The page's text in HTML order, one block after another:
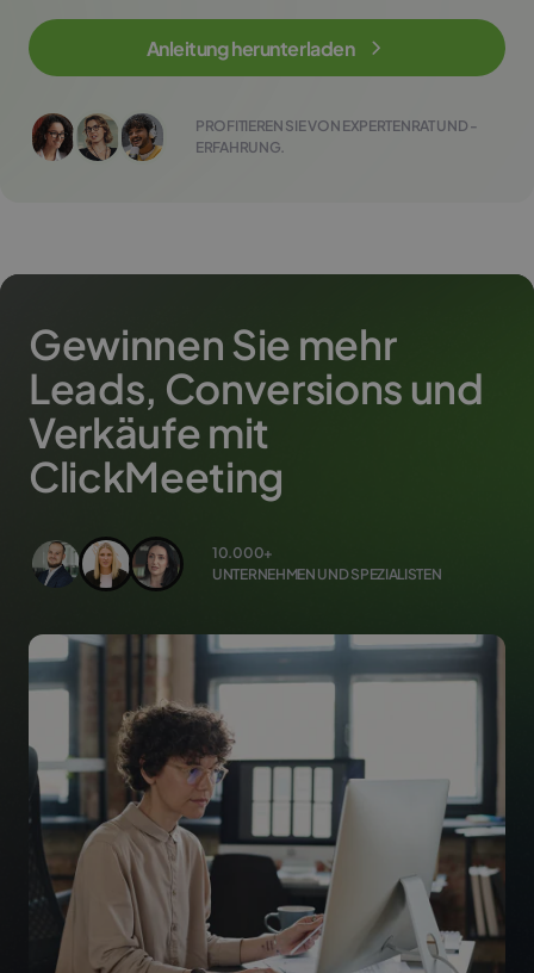
Anleitung herunterladen
PROFITIEREN SIE VON EXPERTENRAT UND -
ERFAHRUNG.
Gewinnen Sie mehr
Leads, Conversions und
Verkäufe mit
ClickMeeting
10.000+
UNTERNEHMEN UND SPEZIALISTEN